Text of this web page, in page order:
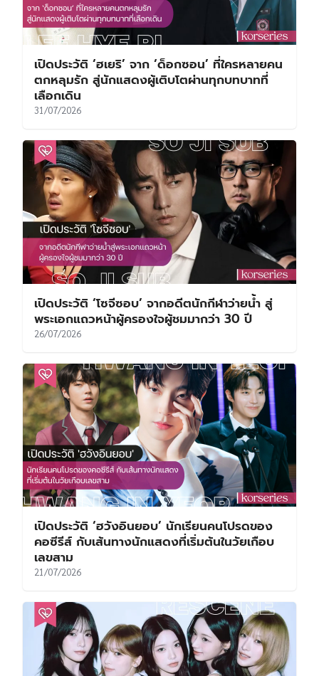
เปิดประวัติ ‘ฮเยริ’ จาก ‘ด็อกซอน’ ที่ใครหลายคน
ตกหลุมรัก สู่นักแสดงผู้เติบโตผ่านทุกบทบาทที่
เลือกเดิน
31/07/2026
เปิดประวัติ ‘โซจีซอบ’ จากอดีตนักกีฬาว่ายน้ำ สู่
พระเอกแถวหน้าผู้ครองใจผู้ชมมากว่า 30 ปี
26/07/2026
เปิดประวัติ ‘ฮวังอินยอบ’ นักเรียนคนโปรดของ
คอซีรีส์ กับเส้นทางนักแสดงที่เริ่มต้นในวัยเกือบ
เลขสาม
21/07/2026